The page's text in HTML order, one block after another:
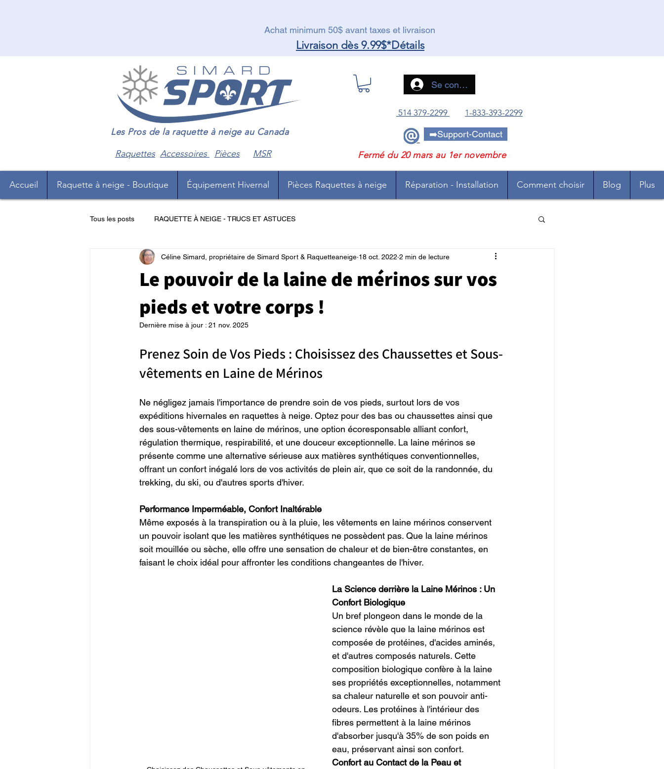
Achat minimum 50$ avant taxes et livraison
Livraison dès 9.99$*Détails
Les Pros de la raquette à neige au Canada
Raquettes Accessoires Pièces MSR
Se connecter
514 379-2299 1-833-393-2299
➡️Support-Contact
Fermé du 20 mars au 1er novembre
Accueil Raquette à neige - Boutique Équipement Hivernal Pièces Raquettes à neige Réparation - Installation Comment choisir Blog Plus
Tous les posts RAQUETTE À NEIGE - TRUCS ET ASTUCES
Le pouvoir de la laine de mérinos sur vos
pieds et votre corps !
Céline Simard, propriétaire de Simard Sport & Raquetteaneige 18 oct. 2022 2 min de lecture
Dernière mise à jour : 21 nov. 2025
Prenez Soin de Vos Pieds : Choisissez des Chaussettes et Sous-
vêtements en Laine de Mérinos
Ne négligez jamais l'importance de prendre soin de vos pieds, surtout lors de vos
expéditions hivernales en raquettes à neige. Optez pour des bas ou chaussettes ainsi que
des sous-vêtements en laine de mérinos, une option écoresponsable alliant confort,
régulation thermique, respirabilité, et une douceur exceptionnelle. La laine mérinos se
présente comme une alternative sérieuse aux matières synthétiques conventionnelles,
offrant un confort inégalé lors de vos activités de plein air, que ce soit de la randonnée, du
trekking, du ski, ou d'autres sports d'hiver.
Performance Imperméable, Confort Inaltérable
Même exposés à la transpiration ou à la pluie, les vêtements en laine mérinos conservent
un pouvoir isolant que les matières synthétiques ne possèdent pas. Que la laine mérinos
soit mouillée ou sèche, elle offre une sensation de chaleur et de bien-être constantes, en
faisant le choix idéal pour affronter les conditions changeantes de l'hiver.
La Science derrière la Laine Mérinos : Un
Confort Biologique
Un bref plongeon dans le monde de la
science révèle que la laine mérinos est
composée de protéines, d'acides aminés,
et d'autres composés naturels. Cette
composition biologique confère à la laine
ses propriétés exceptionnelles, notamment
sa chaleur naturelle et son pouvoir anti-
odeurs. Les protéines à l'intérieur des
fibres permettent à la laine mérinos
d'absorber jusqu'à 35% de son poids en
eau, préservant ainsi son confort.
Confort au Contact de la Peau et